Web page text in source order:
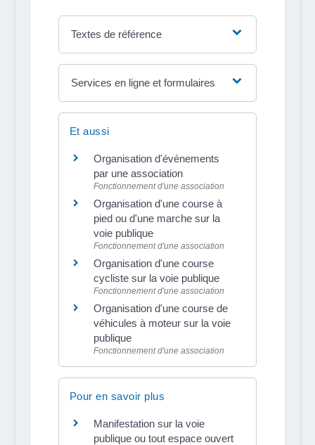
Textes de référence
Services en ligne et formulaires
Et aussi
Organisation d'événements
par une association
Fonctionnement d'une association
Organisation d'une course à
pied ou d'une marche sur la
voie publique
Fonctionnement d'une association
Organisation d'une course
cycliste sur la voie publique
Fonctionnement d'une association
Organisation d'une course de
véhicules à moteur sur la voie
publique
Fonctionnement d'une association
Pour en savoir plus
Manifestation sur la voie
publique ou tout espace ouvert